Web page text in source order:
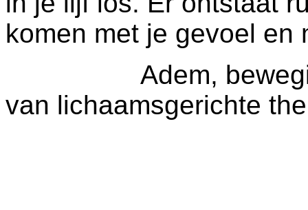
komen met je gevoel en
Adem, beweging
van lichaamsgerichte